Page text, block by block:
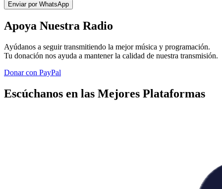
Enviar por WhatsApp
Apoya Nuestra Radio
Ayúdanos a seguir transmitiendo la mejor música y programación.
Tu donación nos ayuda a mantener la calidad de nuestra transmisión.
Donar con PayPal
Escúchanos en las Mejores Plataformas